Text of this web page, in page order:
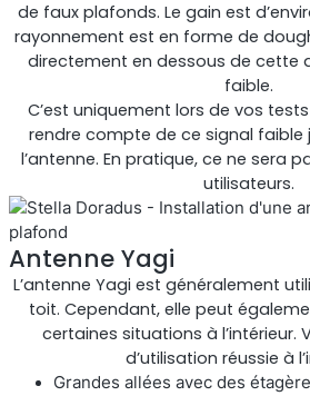
Shark
Analyseur
Sentinel
de faux plafonds. Le gain est
rayonnement est en forme de
directement en dessous de cette
faible.
C’est uniquement lors de vos
rendre compte de ce signal faible
l’antenne. En pratique, ce ne sera
utilisateurs.
Antenne Yagi
L’antenne Yagi est généralement
toit. Cependant, elle peut
certaines situations à l’intérieur.
d’utilisation réussie à
Grandes allées avec des